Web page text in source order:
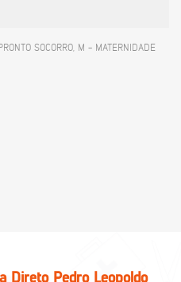
SOCORRO, M - MATERNIDADE
Direto Pedro Leopoldo